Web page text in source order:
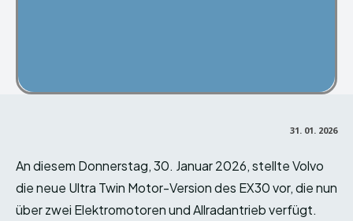
31. 01. 2026
An diesem Donnerstag, 30. Januar 2026, stellte Volvo
die neue Ultra Twin Motor-Version des EX30 vor, die nun
über zwei Elektromotoren und Allradantrieb verfügt.